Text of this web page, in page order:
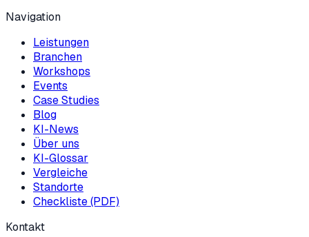
Navigation
Leistungen
Branchen
Workshops
Events
Case Studies
Blog
KI-News
Über uns
KI-Glossar
Vergleiche
Standorte
Checkliste (PDF)
Kontakt